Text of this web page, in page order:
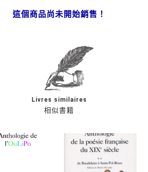
這個商品尚未開始銷售！
相似書籍
Livres similaires